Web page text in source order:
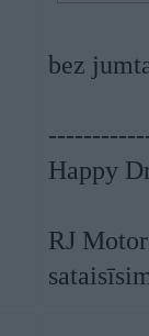
bez
Happy
RJ